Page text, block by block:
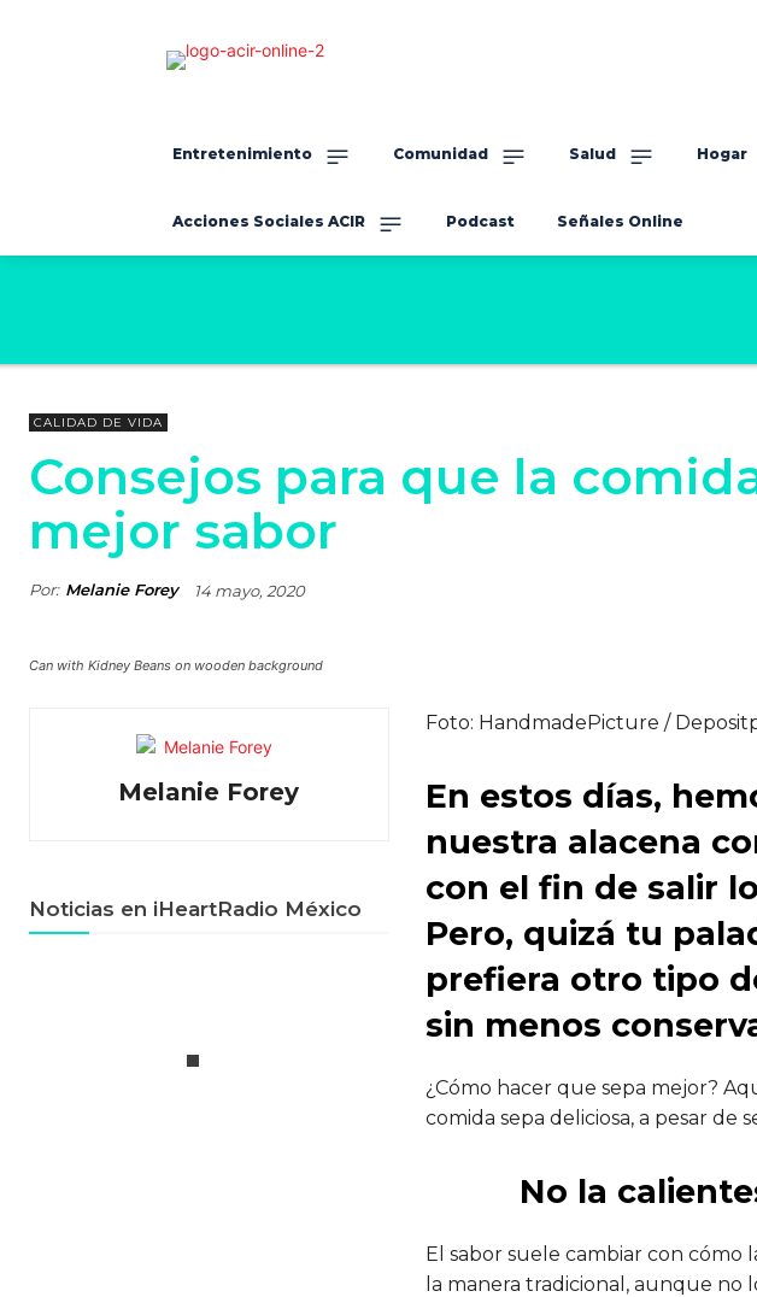
Entretenimiento Comunidad Salud Hogar
Acciones Sociales ACIR Podcast Señales Online
CALIDAD DE VIDA
Consejos para que la
mejor sabor
Por: Melanie Forey 14 mayo, 2020
Can with Kidney Beans on wooden background
Melanie Forey
Noticias en iHeartRadio México
Foto: HandmadePicture /
En estos días,
nuestra alacena
con el fin de salir
Pero, quizá tu
prefiera otro tipo
sin menos
¿Cómo hacer que sepa mejor?
comida sepa deliciosa, a pesar de
No la
El sabor suele cambiar con cómo
la manera tradicional, aunque no